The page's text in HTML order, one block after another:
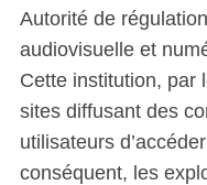
Autorité de
audiovisuelle et
Cette institution, par
sites diffusant des
utilisateurs
conséquent, les